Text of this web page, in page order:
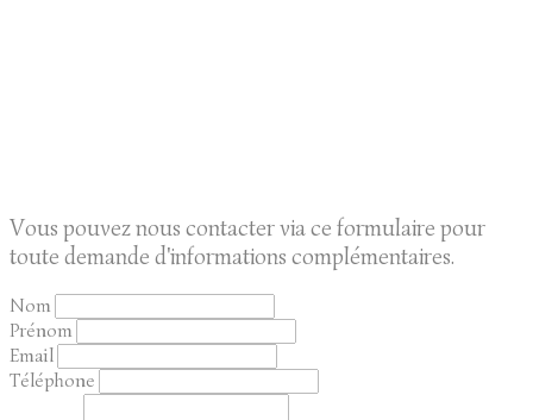
Vous pouvez nous contacter via ce formulaire pour
toute demande d'informations complémentaires.
Nom
Prénom
Email
Téléphone